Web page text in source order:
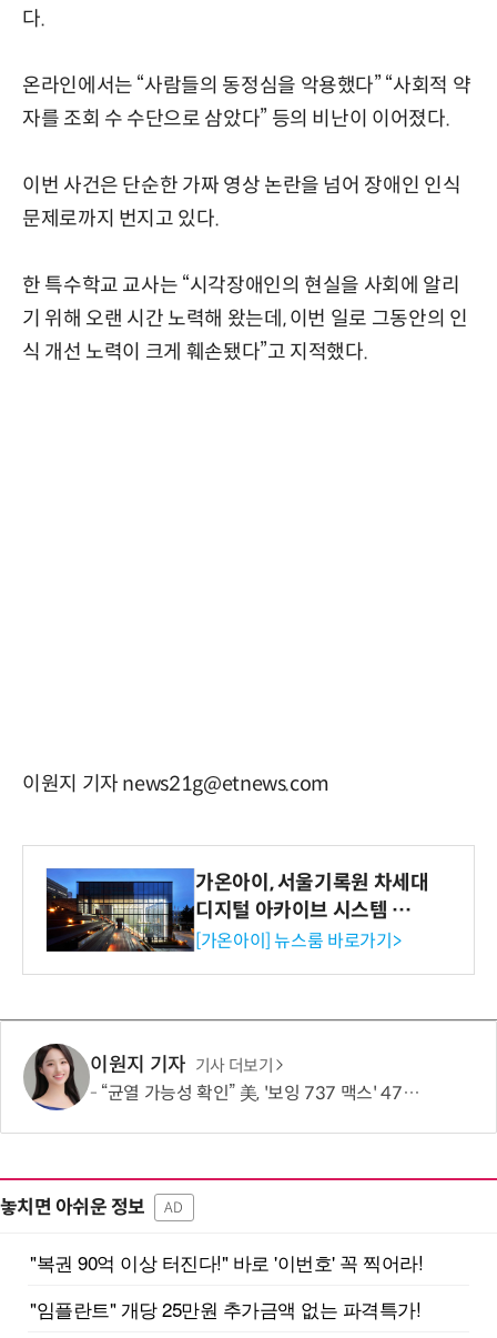
다.
온라인에서는 “사람들의 동정심을 악용했다” “사회적 약
자를 조회 수 수단으로 삼았다” 등의 비난이 이어졌다.
이번 사건은 단순한 가짜 영상 논란을 넘어 장애인 인식
문제로까지 번지고 있다.
한 특수학교 교사는 “시각장애인의 현실을 사회에 알리
기 위해 오랜 시간 노력해 왔는데, 이번 일로 그동안의 인
식 개선 노력이 크게 훼손됐다”고 지적했다.
이원지 기자 news21g@etnews.com
가온아이, 서울기록원 차세대
디지털 아카이브 시스템 구축
수행
[가온아이] 뉴스룸 바로가기>
이원지 기자 기사 더보기
“균열 가능성 확인” 美, '보잉 737 맥스' 471대 점검 명령…한국 노선은 괜찮나?
놓치면 아쉬운 정보 AD